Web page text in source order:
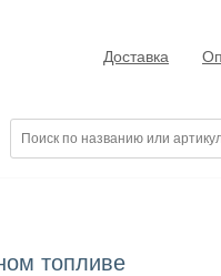
Доставка
топливе